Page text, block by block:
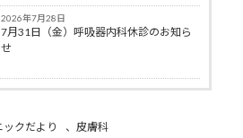
2026年7月28日
7月31日（金）呼吸器内科休診のお知ら
せ
ックだより 、皮膚科